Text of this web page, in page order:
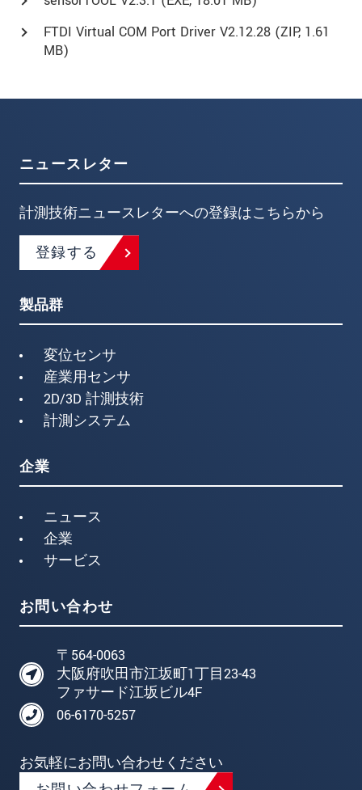
FTDI Virtual COM Port Driver V2.12.28 (ZIP, 1.61
MB)
ニュースレター
計測技術ニュースレターへの登録はこちらから
登録する
製品群
変位センサ
産業用センサ
2D/3D 計測技術
計測システム
企業
ニュース
企業
サービス
お問い合わせ
〒564-0063
大阪府吹田市江坂町1丁目23-43
ファサード江坂ビル4F
06-6170-5257
お気軽にお問い合わせください